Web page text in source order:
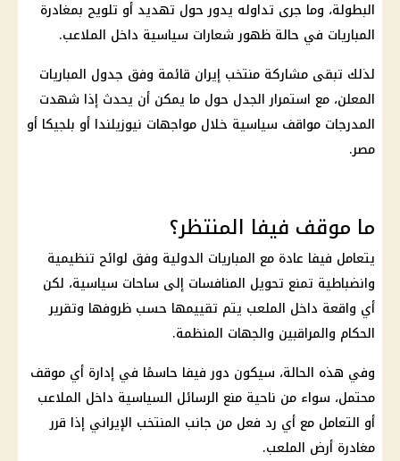
البطولة، وما جرى تداوله يدور حول تهديد أو تلويح بمغادرة
المباريات في حالة ظهور شعارات سياسية داخل الملاعب.
لذلك تبقى مشاركة منتخب إيران قائمة وفق جدول المباريات
المعلن، مع استمرار الجدل حول ما يمكن أن يحدث إذا شهدت
المدرجات مواقف سياسية خلال مواجهات نيوزيلندا أو بلجيكا أو
مصر.
ما موقف فيفا المنتظر؟
يتعامل فيفا عادة مع المباريات الدولية وفق لوائح تنظيمية
وانضباطية تمنع تحويل المنافسات إلى ساحات سياسية، لكن
أي واقعة داخل الملعب يتم تقييمها حسب ظروفها وتقرير
الحكام والمراقبين والجهات المنظمة.
وفي هذه الحالة، سيكون دورفيفا حاسمًا في إدارة أي موقف
محتمل، سواء من ناحية منع الرسائل السياسية داخل الملاعب
أو التعامل مع أي رد فعل من جانب المنتخب الإيراني إذا قرر
مغادرة أرض الملعب.